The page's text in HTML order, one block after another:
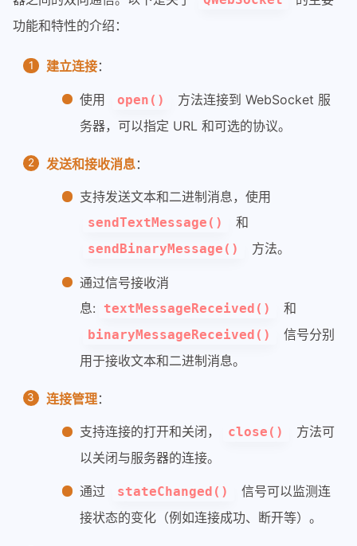
功能和特性的介绍：
建立连接：
使用 open()
方法连接到 WebSocket 服
务器，可以指定 URL 和可选的协议。
发送和接收消息：
支持发送文本和二进制消息，使用
sendTextMessage() 和
sendBinaryMessage() 方法。
通过信号接收消
息:
textMessageReceived() 和
binaryMessageReceived()
信号分别
用于接收文本和二进制消息。
连接管理：
支持连接的打开和关闭， close()
方法可
以关闭与服务器的连接。
通过 stateChanged()
信号可以监测连
接状态的变化（例如连接成功、断开等）。